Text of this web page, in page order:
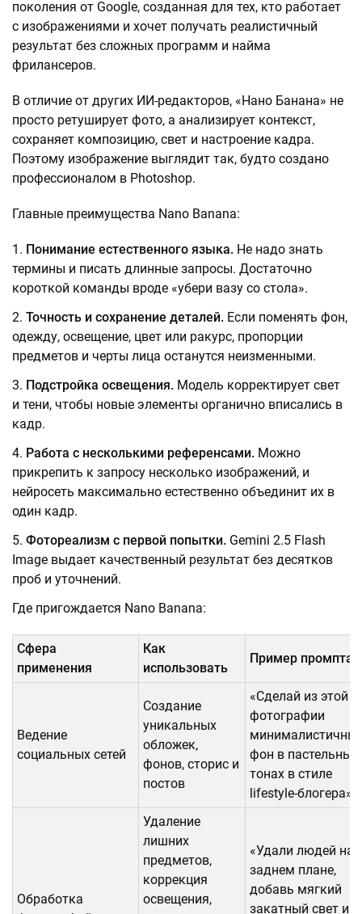
поколения от Google, созданная для тех, кто работает
с изображениями и хочет получать реалистичный
результат без сложных программ и найма
фрилансеров.
В отличие от других ИИ-редакторов, «Нано Банана» не
просто ретуширует фото, а анализирует контекст,
сохраняет композицию, свет и настроение кадра.
Поэтому изображение выглядит так, будто создано
профессионалом в Photoshop.
Главные преимущества Nano Banana:
Понимание естественного языка. Не надо знать
термины и писать длинные запросы. Достаточно
короткой команды вроде «убери вазу со стола».
Точность и сохранение деталей. Если поменять фон,
одежду, освещение, цвет или ракурс, пропорции
предметов и черты лица останутся неизменными.
Подстройка освещения. Модель корректирует свет
и тени, чтобы новые элементы органично вписались в
кадр.
Работа с несколькими референсами. Можно
прикрепить к запросу несколько изображений, и
нейросеть максимально естественно объединит их в
один кадр.
Фотореализм с первой попытки. Gemini 2.5 Flash
Image выдает качественный результат без десятков
проб и уточнений.
Где пригождается Nano Banana:
Сфера
применения
Как
использовать
Пример промпта
Ведение
социальных сетей
Создание
уникальных
обложек,
фонов, сторис и
постов
«Сделай из этой
фотографии
фон в пастельных
тонах в стиле
lifestyle-блогера»
Обработка
Удаление
лишних
предметов,
коррекция
освещения,
«Удали людей на
заднем плане,
добавь мягкий
закатный свет и